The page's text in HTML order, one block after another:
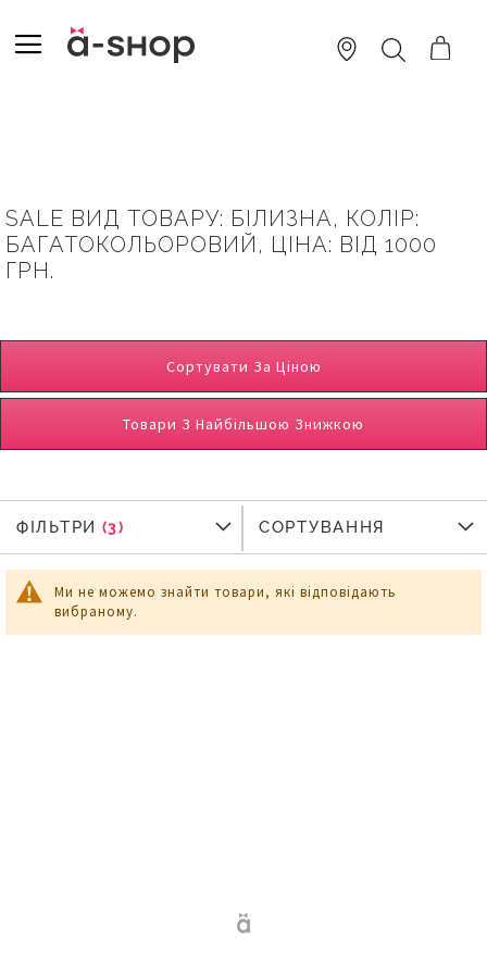
TO
CONTENT
ПОШУК
SALE ВИД ТОВАРУ: БІЛИЗНА, КОЛІР:
БАГАТОКОЛЬОРОВИЙ, ЦІНА: ВІД 1000
ГРН.
Сортувати За Ціною
Товари З Найбільшою Знижкою
Ми не можемо знайти товари, які відповідають
вибраному.
ФІЛЬТРИ
ФІЛЬТРИ СОРТУВАННЯ